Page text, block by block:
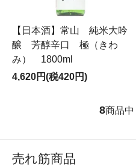
【日本酒】常山 純米大吟
醸 芳醇辛口 極（きわ
み） 1800ml
4,620円(税420円)
8商品中
売れ筋商品